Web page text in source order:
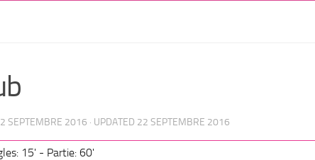
SEPTEMBRE 2016 · UPDATED 22 SEPTEMBRE 2016
15' - Partie: 60'